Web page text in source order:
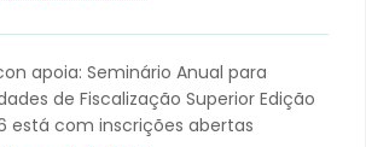
apoia: Seminário Anual para
de Fiscalização Superior Edição
está com inscrições abertas